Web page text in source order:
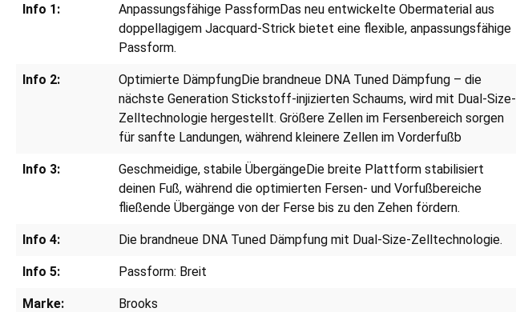
Info 1:
Anpassungsfähige PassformDas neu entwickelte Obermaterial aus
doppellagigem Jacquard-Strick bietet eine flexible, anpassungsfähige
Passform.
Info 2:
Optimierte DämpfungDie brandneue DNA Tuned Dämpfung – die
nächste Generation Stickstoff-injizierten Schaums, wird mit Dual-Size-
Zelltechnologie hergestellt. Größere Zellen im Fersenbereich sorgen
für sanfte Landungen, während kleinere Zellen im Vorderfußb
Info 3:
Geschmeidige, stabile ÜbergängeDie breite Plattform stabilisiert
deinen Fuß, während die optimierten Fersen- und Vorfußbereiche
fließende Übergänge von der Ferse bis zu den Zehen fördern.
Info 4: Die brandneue DNA Tuned Dämpfung mit Dual-Size-Zelltechnologie.
Info 5: Passform: Breit
Marke: Brooks